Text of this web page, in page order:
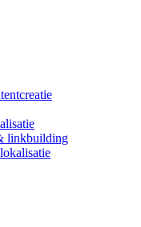
linkbuilding